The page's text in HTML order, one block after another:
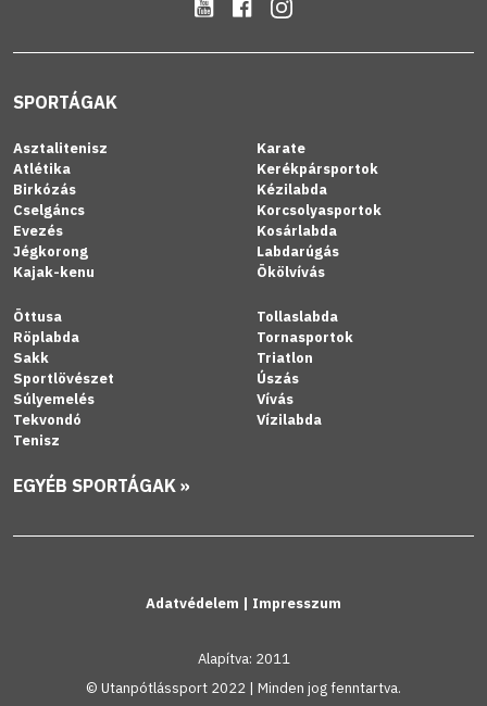
SPORTÁGAK
Asztalitenisz
Atlétika
Birkózás
Cselgáncs
Evezés
Jégkorong
Kajak-kenu
Karate
Kerékpársportok
Kézilabda
Korcsolyasportok
Kosárlabda
Labdarúgás
Ökölvívás
Öttusa
Röplabda
Sakk
Sportlövészet
Súlyemelés
Tekvondó
Tenisz
Tollaslabda
Tornasportok
Triatlon
Úszás
Vívás
Vízilabda
EGYÉB SPORTÁGAK »
Adatvédelem | Impresszum
Alapítva: 2011
© Utanpótlássport 2022 | Minden jog fenntartva.